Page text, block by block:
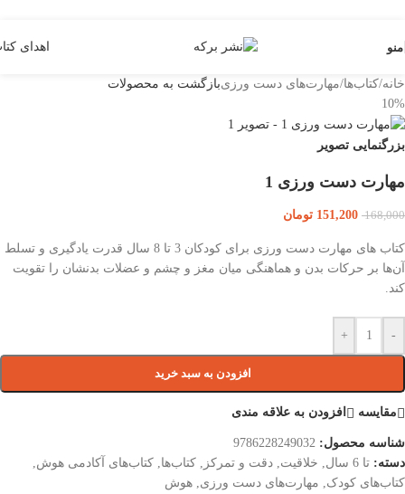
منو اهدای
خانه/کتاب‌ها/مهارت‌های دست ورزیبازگشت به محصولات
10%
بزرگنمایی تصویر
مهارت دست ورزی 1
168,000
151,200 تومان
کتاب های مهارت دست ورزی برای کودکان 3 تا 8 سال قدرت یادگیری و تسلط
آن‌ها بر حرکات بدن و هماهنگی میان مغز و چشم و عضلات بدنشان را تقویت
کند.
-
+
افزودن به سبد خرید
مقایسه افزودن به علاقه مندی
شناسه محصول: 9786228249032
دسته: تا 6 سال خلاقیت دقت و تمرکز کتاب‌ها کتاب‌های آکادمی هوش
کتاب‌های کودک
مهارت‌های دست ورزی هوش